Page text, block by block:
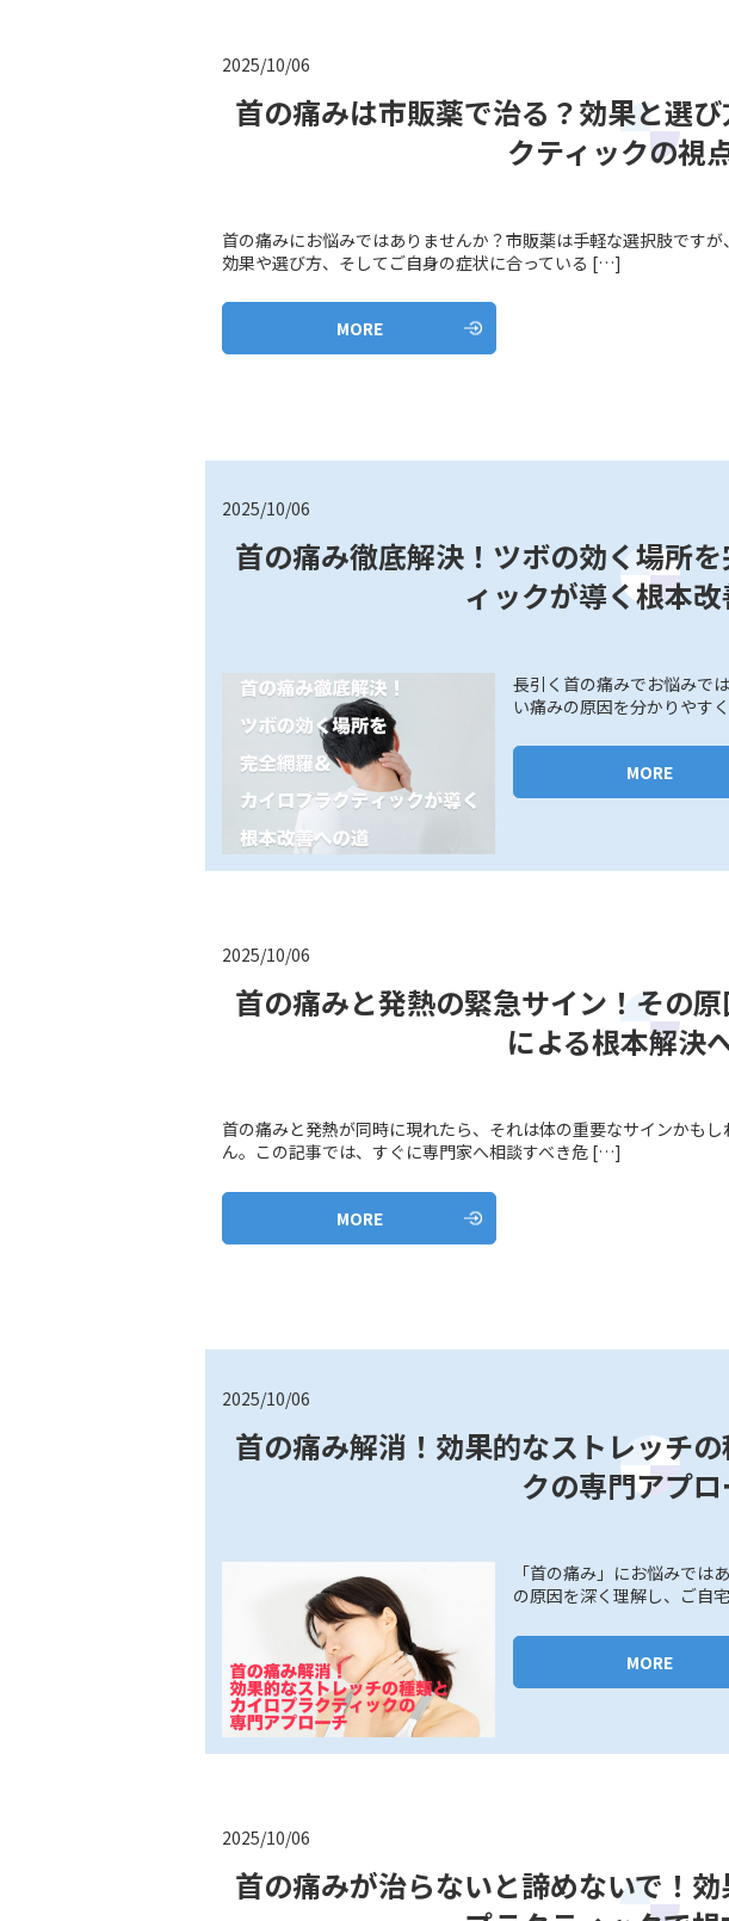
2025/10/06
首の痛みは市販薬で治る？効果と選
クティックの視
首の痛みにお悩みではありませんか？市販薬は手軽な選択肢ですが
効果や選び方、そしてご自身の症状に合っている […]
MORE
2025/10/06
首の痛み徹底解決！ツボの効く場所
ィックが導く根本
長引く首の痛みでお悩みで
い痛みの原因を分かりやす
MORE
2025/10/06
首の痛みと発熱の緊急サイン！その
による根本解決
首の痛みと発熱が同時に現れたら、それは体の重要なサインかもし
ん。この記事では、すぐに専門家へ相談すべき危 […]
MORE
2025/10/06
首の痛み解消！効果的なストレッチ
クの専門アプ
「首の痛み」にお悩みでは
の原因を深く理解し、ご自
MORE
2025/10/06
首の痛みが治らないと諦めないで！